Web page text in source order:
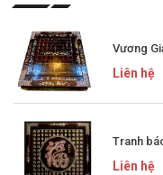
Vương
Liên hệ
Tranh
Liên hệ